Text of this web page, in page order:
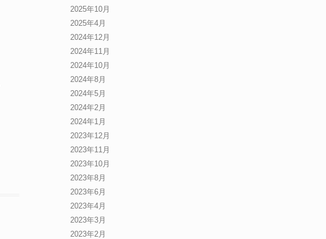
2025年10月
2025年4月
2024年12月
2024年11月
2024年10月
2024年8月
2024年5月
2024年2月
2024年1月
2023年12月
2023年11月
2023年10月
2023年8月
2023年6月
2023年4月
2023年3月
2023年2月